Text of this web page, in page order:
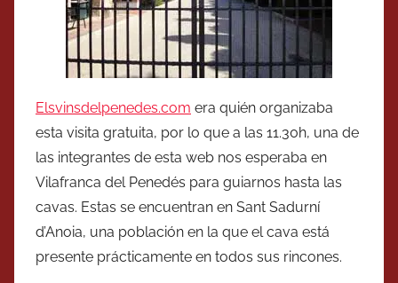
Elsvinsdelpenedes.com era quién organizaba
esta visita gratuita, por lo que a las 11.30h, una de
las integrantes de esta web nos esperaba en
Vilafranca del Penedés para guiarnos hasta las
cavas. Estas se encuentran en Sant Sadurní
d’Anoia, una población en la que el cava está
presente prácticamente en todos sus rincones.